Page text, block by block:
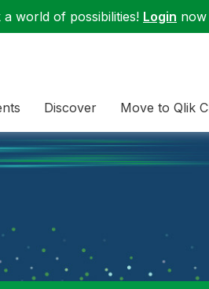
a world of possibilities! Login
Discover Move to Qlik